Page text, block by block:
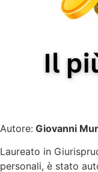
Autore: Giovanni
Laureato in
personali, è stato